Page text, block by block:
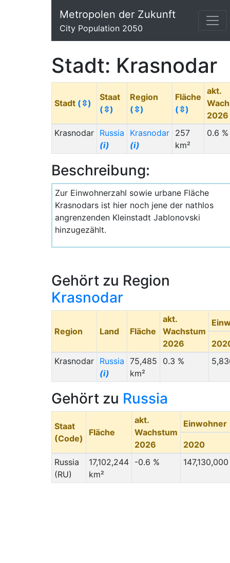
Metropolen der Zukunft
City Population 2050
Stadt: Krasnodar
Stadt (⇳)
Staat
(⇳)
Region
(⇳)
Fläche
(⇳)
akt.
2026
Krasnodar
Russia
(i)
Krasnodar
(i)
257
km²
0.6 %
Beschreibung:
Zur Einwohnerzahl sowie urbane Fläche
Krasnodars ist hier noch jene der nathlos
angrenzenden Kleinstadt Jablonovski
hinzugezählt.
Gehört zu Region
Krasnodar
Region Land Fläche
akt.
Wachstum
2026
Krasnodar
Russia
(i)
75,485
km²
0.3 %
Gehört zu Russia
Staat
(Code)
Fläche
akt.
Wachstum
2026
Einwohner
2020
Russia
(RU)
17,102,244
km²
-0.6 % 147,130,000